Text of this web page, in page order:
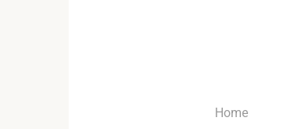
Home